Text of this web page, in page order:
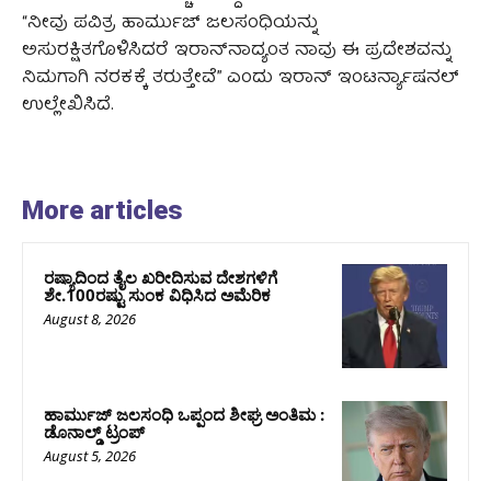
“ನೀವು ಪವಿತ್ರ ಹಾರ್ಮುಜ್ ಜಲಸಂಧಿಯನ್ನು
ಅಸುರಕ್ಷಿತಗೊಳಿಸಿದರೆ ಇರಾನ್‌ನಾದ್ಯಂತ ನಾವು ಈ ಪ್ರದೇಶವನ್ನು
ನಿಮಗಾಗಿ ನರಕಕ್ಕೆ ತರುತ್ತೇವೆ” ಎಂದು ಇರಾನ್ ಇಂಟರ್ನ್ಯಾಷನಲ್
ಉಲ್ಲೇಖಿಸಿದೆ.
More articles
ರಷ್ಯಾದಿಂದ ತೈಲ ಖರೀದಿಸುವ ದೇಶಗಳಿಗೆ
ಶೇ.100ರಷ್ಟು ಸುಂಕ ವಿಧಿಸಿದ ಅಮೆರಿಕ
August 8, 2026
ಹಾರ್ಮುಜ್‌ ಜಲಸಂಧಿ ಒಪ್ಪಂದ ಶೀಘ್ರ ಅಂತಿಮ :
ಡೊನಾಲ್ಡ್‌ ಟ್ರಂಪ್‌
August 5, 2026